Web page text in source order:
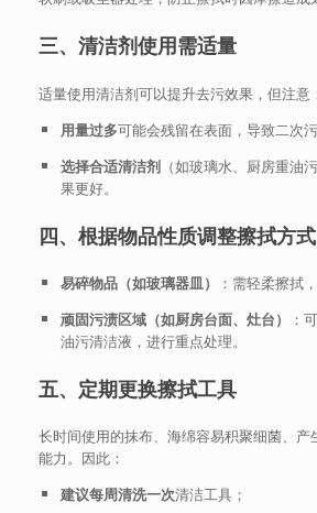
三、清洁剂使用需适量
适量使用清洁剂可以提升去污效果，但注意
用量过多可能会残留在表面，导致二次污
选择合适清洁剂（如玻璃水、厨房重油
果更好。
四、根据物品性质调整擦拭方式
易碎物品（如玻璃器皿）
：需轻柔擦拭
顽固污渍区域（如厨房台面、灶台）
：
油污清洁液，进行重点处理。
五、定期更换擦拭工具
长时间使用的抹布、海绵容易积聚细菌、
能力。因此：
建议每周清洗一次清洁工具；